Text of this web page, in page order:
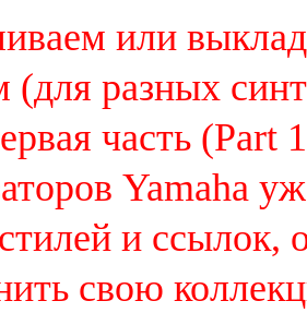
или
(для разных
часть
Yamaha
и ссылок,
свою